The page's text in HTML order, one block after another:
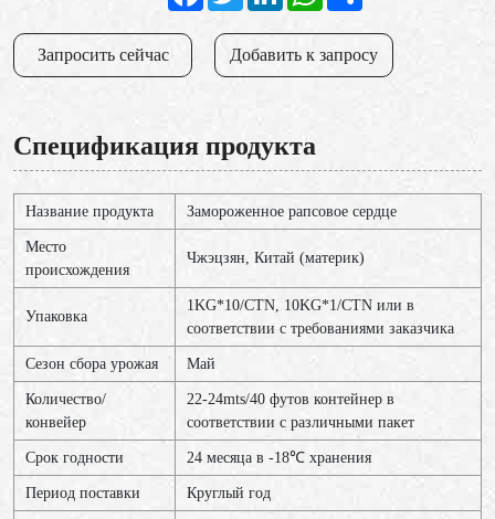
Запросить сейчас Добавить к запросу
Спецификация продукта
Название продукта Замороженное рапсовое сердце
Место
происхождения
Чжэцзян, Китай (материк)
Упаковка
1KG*10/CTN, 10KG*1/CTN или в
соответствии с требованиями заказчика
Сезон сбора урожая Май
Количество/
конвейер
22-24mts/40 футов контейнер в
соответствии с различными пакет
Срок годности 24 месяца в -18℃ хранения
Период поставки Круглый год